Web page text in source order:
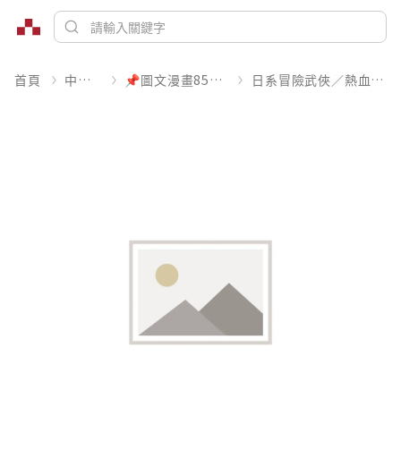
首頁 中文書 📌圖文漫畫85折起 日系冒險武俠／熱血運動